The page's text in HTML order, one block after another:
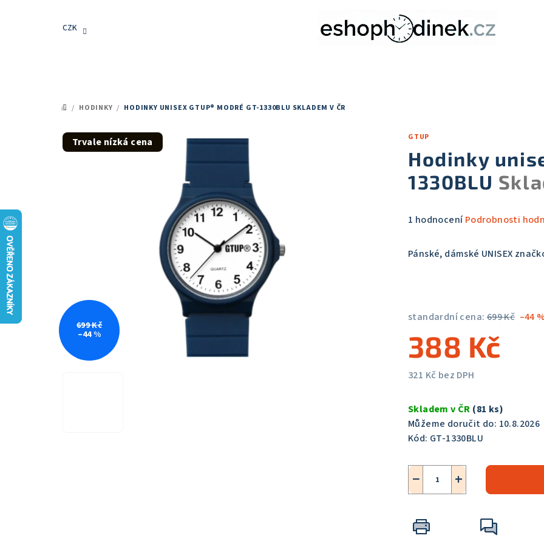
CZK
DOMŮ
/ HODINKY / HODINKY UNISEX GTUP® MODRÉ GT-1330BLU SKLADEM V ČR
GTUP
Hodinky
1330BLU
Průměrné
produktu
hvězdiček.
1 hodnocení Podrobnosti
Pánské, dámské UNISEX
standardní cena: 699 Kč –44
388 Kč
321 Kč bez DPH
cena:
Skladem v ČR (81 ks)
Můžeme doručit do: 10.8.2026
Kód: GT-1330BLU
+
−
Trvale nízká cena
699 Kč
–44 %